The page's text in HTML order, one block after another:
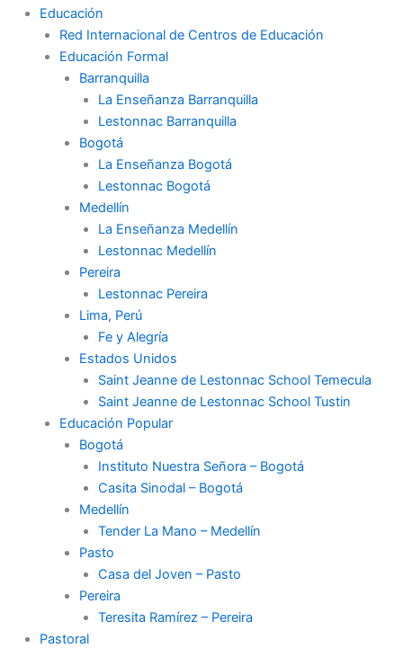
Educación
Red Internacional de Centros de Educación
Educación Formal
Barranquilla
La Enseñanza Barranquilla
Lestonnac Barranquilla
Bogotá
La Enseñanza Bogotá
Lestonnac Bogotá
Medellín
La Enseñanza Medellín
Lestonnac Medellín
Pereira
Lestonnac Pereira
Lima, Perú
Fe y Alegría
Estados Unidos
Saint Jeanne de Lestonnac School Temecula
Saint Jeanne de Lestonnac School Tustin
Educación Popular
Bogotá
Instituto Nuestra Señora – Bogotá
Casita Sinodal – Bogotá
Medellín
Tender La Mano – Medellín
Pasto
Casa del Joven – Pasto
Pereira
Teresita Ramírez – Pereira
Pastoral